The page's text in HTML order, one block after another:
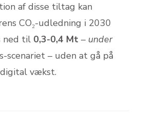
af disse tiltag kan
CO₂-udledning i 2030
ned til 0,3-0,4 Mt – under
scenariet – uden at gå på
vækst.